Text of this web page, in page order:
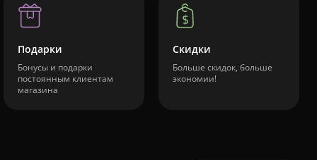
Подарки
Бонусы и подарки
постоянным клиентам
магазина
Скидки
Больше скидок, больше
экономии!